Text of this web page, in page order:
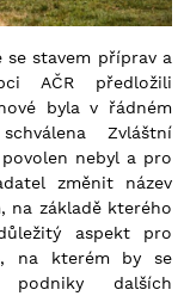
stavem příprav a
AČR předložili
byla v řádném
Zvláštní
nebyl a pro
změnit název
na základě kterého
aspekt pro
na kterém by se
dalších